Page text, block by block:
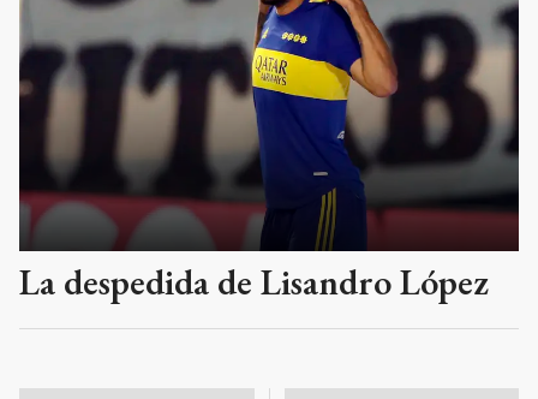
La despedida de Lisandro López